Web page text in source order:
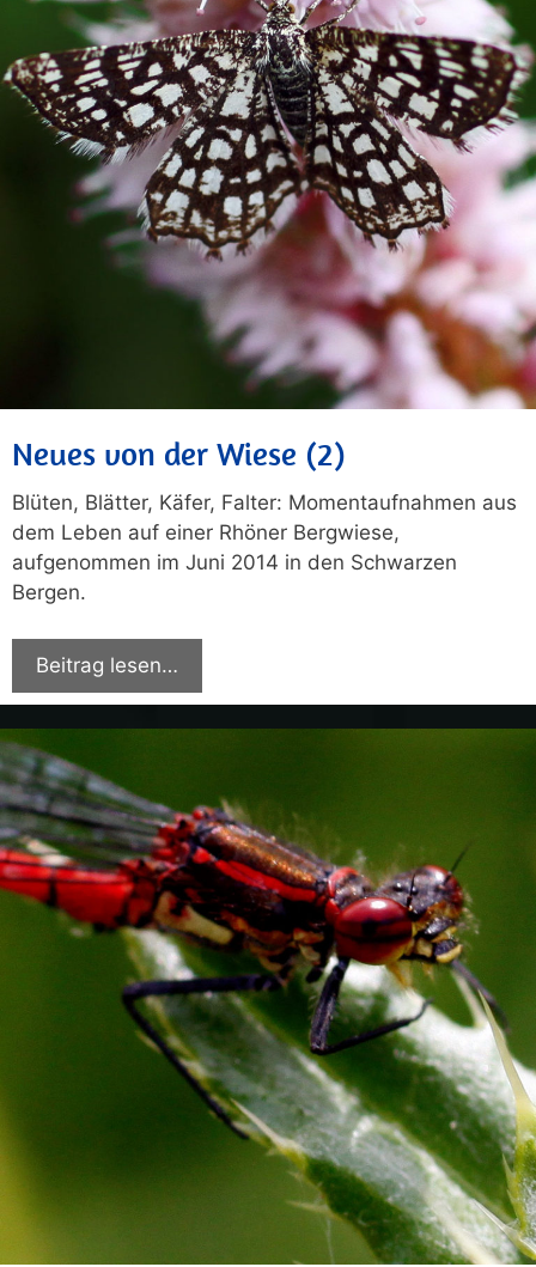
Neues von der Wiese (2)
Blüten, Blätter, Käfer, Falter: Momentaufnahmen aus
dem Leben auf einer Rhöner Bergwiese,
aufgenommen im Juni 2014 in den Schwarzen
Bergen.
Beitrag lesen…